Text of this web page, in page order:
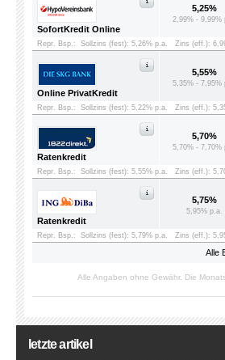
Alle
SofortKredit Online
5,25%
2,99% - 9,99%
Repr. Bsp.: Sollzins (fest): 5,26% p.a. Zins (eff.):
Online PrivatKredit
5,55%
5,35% - 7,95%
Repr. Bsp.: Sollzins (fest): 5,22% p.a. Zins (eff.):
Ratenkredit
5,70%
5,70% - 7,70%
Repr. Bsp.: Sollzins (fest): 5,55% p.a. Zins (eff.):
Ratenkredit
5,75%
5,95% p.a.
Repr. Bsp.: Sollzins (fest): 5,79% p.a. Zins (eff.):
Alle Angaben ohne Gewähr. Die
letzte artikel